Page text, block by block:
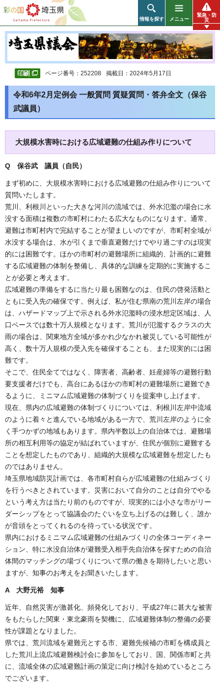
彩の国 埼玉県
情報を探す メニュー
緊急・防
災
ページ番号：252208 掲載日：2024年5月17日
令和6年2月定例会 一般質問 質疑質問・答弁全文（保谷
武議員）
大規模水害時における広域避難の仕組み作りについて
Q 保谷武 議員（自民）
まず初めに、大規模水害時における広域避難の仕組み作りについて
質問いたします。
荒川、利根川といった大きな河川の流域では、外水氾濫の場合に水
没する面積は複数の市町村にわたる広大なものになります。通常、
避難は市町村内で完結することが望ましいのですが、市町村全域が
水没する場合は、水が引くまで垂直避難だけでやり過ごすのは現実
的には困難です。ほかの市町村の避難場所に組織的、計画的に避難
する広域避難の体制を整備し、具体的な訓練を定期的に実施するこ
とが必要と考えます。
広域避難の準備をするに当たり最も困難なのは、住民の啓発活動と
ともに受入先の確保です。例えば、私が住む県南の荒川左岸の場合
は、ハザードマップ上で示される外水氾濫時の浸水想定区域は、人
口ベースでは数十万人規模となります。荒川が氾濫するクラスの大
雨の場合は、関東地方全域が多かれ少なかれ被災している可能性が
高く、数十万人規模の受入先を確保することも、また現実的には困
難です。
そこで、住民全てではなく、障害者、高齢者、妊産婦等の避難行動
要支援者だけでも、高台にあるほかの市町村の避難場所に避難でき
るように、ミニマム広域避難の体制づくりを提案申し上げます。
現在、県内の広域避難の体制づくりについては、利根川左岸中流域
のように着々と進んでいる地域がある一方で、荒川左岸のように全
く手つかずの地域もあります。県内半数以上の自治体では、避難場
所の相互利用等の協定が結ばれていますが、住民が個別に避難する
ことを想定したものであり、組織的大規模な広域避難を想定したも
のではありません。
埼玉県地域防災計画では、各市町村自らが広域避難の仕組みづくり
を行うべきとされています。災害において自分のことは自分でやる
という考え方は当たり前のものですが、現実的には小さな市がリー
ダーシップをとって協議会のたぐいを立ち上げるのは難しく、誰か
が音頭をとってくれるのを待っている状況です。
県内におけるミニマム広域避難の仕組みづくりの全体コーディネー
ション、特に水没自治体が避難受入相手先自治体を探すための自治
体間のマッチングの場づくりについて県の働きを期待したいと思い
ますが、知事のお考えをお聞きいたします。
A 大野元裕 知事
近年、自然災害が激甚化、頻発化しており、平成27年に甚大な被害
をもたらした関東・東北豪雨を契機に、広域避難体制の整備の必要
性が課題となりました。
県では、荒川流域を避難元とする市、避難先候補の市町を構成員と
した荒川上流広域避難検討会に参加をしており、国、関係市町と共
に、流域全体の広域避難計画の策定に向け検討を始めているところ
でございます。